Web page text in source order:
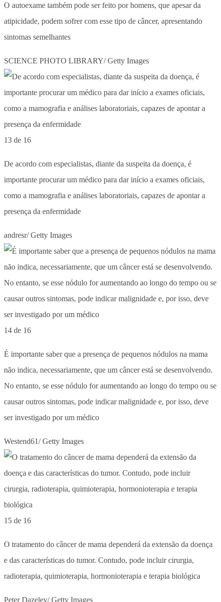
O autoexame também pode ser feito por homens, que apesar da
atipicidade, podem sofrer com esse tipo de câncer, apresentando
sintomas semelhantes
SCIENCE PHOTO LIBRARY/ Getty Images
13 de 16
De acordo com especialistas, diante da suspeita da doença, é
importante procurar um médico para dar início a exames oficiais,
como a mamografia e análises laboratoriais, capazes de apontar a
presença da enfermidade
andresr/ Getty Images
14 de 16
É importante saber que a presença de pequenos nódulos na mama
não indica, necessariamente, que um câncer está se desenvolvendo.
No entanto, se esse nódulo for aumentando ao longo do tempo ou se
causar outros sintomas, pode indicar malignidade e, por isso, deve
ser investigado por um médico
Westend61/ Getty Images
15 de 16
O tratamento do câncer de mama dependerá da extensão da doença
e das características do tumor. Contudo, pode incluir cirurgia,
radioterapia, quimioterapia, hormonioterapia e terapia biológica
Peter Dazeley/ Getty Images